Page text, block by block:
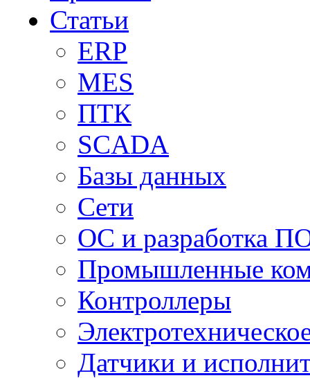
Статьи
ERP
MES
ПТК
SCADA
Базы данных
Сети
ОС и разработка
Промышленные
Контроллеры
Датчики и